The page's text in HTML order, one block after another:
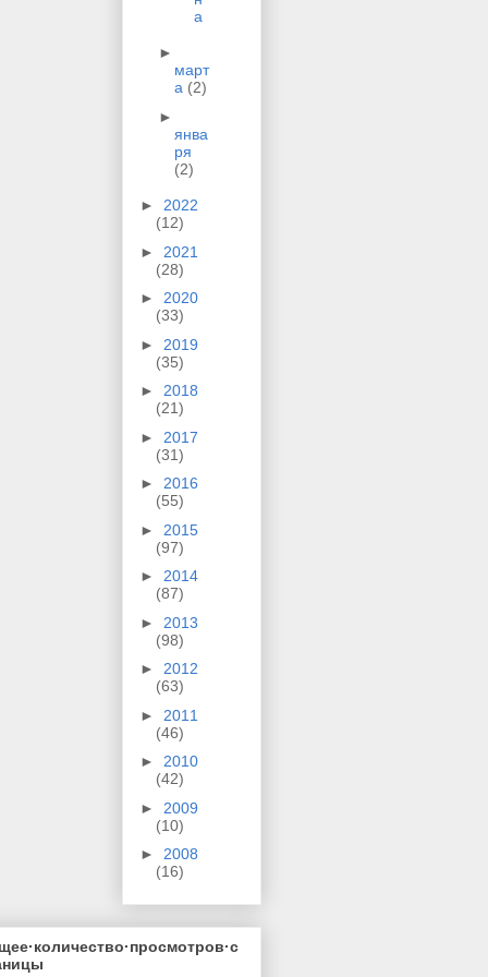
а
►
март
а (2)
►
янва
ря
(2)
► 2022
(12)
► 2021
(28)
► 2020
(33)
► 2019
(35)
► 2018
(21)
► 2017
(31)
► 2016
(55)
► 2015
(97)
► 2014
(87)
► 2013
(98)
► 2012
(63)
► 2011
(46)
► 2010
(42)
► 2009
(10)
► 2008
(16)